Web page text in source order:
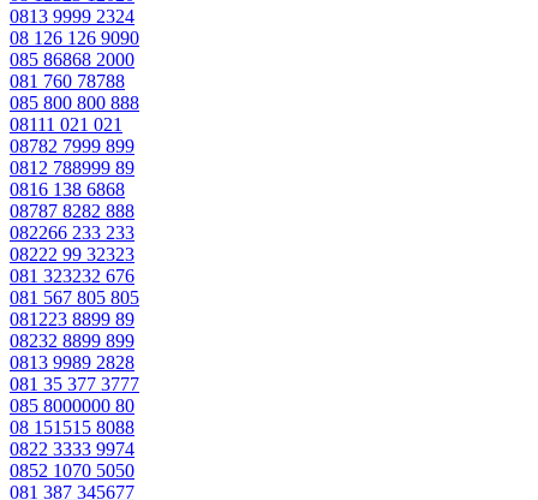
0813 9999 2324
08 126 126 9090
085 86868 2000
081 760 78788
085 800 800 888
08111 021 021
08782 7999 899
0812 788999 89
0816 138 6868
08787 8282 888
082266 233 233
08222 99 32323
081 323232 676
081 567 805 805
081223 8899 89
08232 8899 899
0813 9989 2828
081 35 377 3777
085 8000000 80
08 151515 8088
0822 3333 9974
0852 1070 5050
081 387 345677